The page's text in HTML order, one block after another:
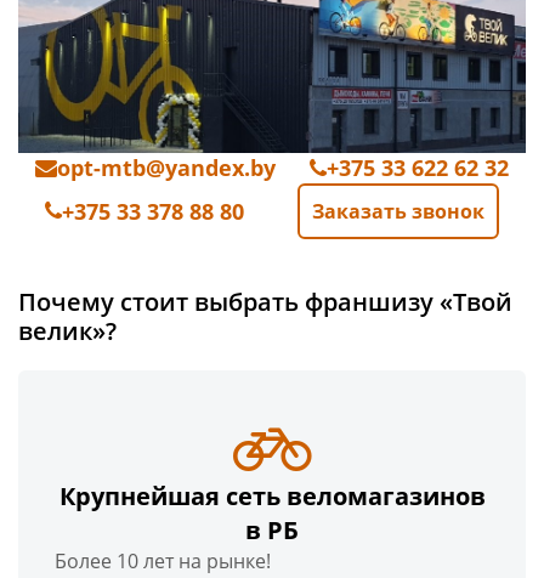
opt-mtb@yandex.by
+375 33 622 62 32
+375 33 378 88 80
Заказать звонок
Почему стоит выбрать франшизу «Твой
велик»?
Крупнейшая сеть веломагазинов
в РБ
Более 10 лет на рынке!